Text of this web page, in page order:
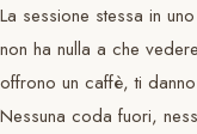
La sessione stessa in
non ha nulla a che
offrono un caffè, ti
Nessuna coda fuori,